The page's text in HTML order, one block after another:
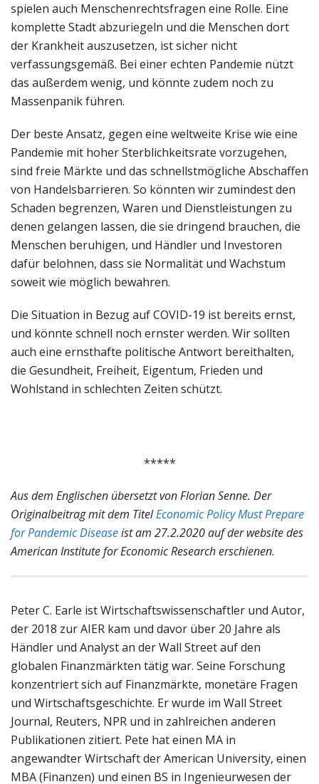
spielen auch Menschenrechtsfragen eine Rolle. Eine
komplette Stadt abzuriegeln und die Menschen dort
der Krankheit auszusetzen, ist sicher nicht
verfassungsgemäß. Bei einer echten Pandemie nützt
das außerdem wenig, und könnte zudem noch zu
Massenpanik führen.
Der beste Ansatz, gegen eine weltweite Krise wie eine
Pandemie mit hoher Sterblichkeitsrate vorzugehen,
sind freie Märkte und das schnellstmögliche Abschaffen
von Handelsbarrieren. So könnten wir zumindest den
Schaden begrenzen, Waren und Dienstleistungen zu
denen gelangen lassen, die sie dringend brauchen, die
Menschen beruhigen, und Händler und Investoren
dafür belohnen, dass sie Normalität und Wachstum
soweit wie möglich bewahren.
Die Situation in Bezug auf COVID-19 ist bereits ernst,
und könnte schnell noch ernster werden. Wir sollten
auch eine ernsthafte politische Antwort bereithalten,
die Gesundheit, Freiheit, Eigentum, Frieden und
Wohlstand in schlechten Zeiten schützt.
*****
Aus dem Englischen übersetzt von Florian Senne. Der
Originalbeitrag mit dem TitelEconomic Policy Must Prepare
for Pandemic Diseaseist am 27.2.2020 auf der website des
American Institute for Economic Research erschienen.
Peter C. Earle ist Wirtschaftswissenschaftler und Autor,
der 2018 zur AIER kam und davor über 20 Jahre als
Händler und Analyst an der Wall Street auf den
globalen Finanzmärkten tätig war. Seine Forschung
konzentriert sich auf Finanzmärkte, monetäre Fragen
und Wirtschaftsgeschichte. Er wurde im Wall Street
Journal, Reuters, NPR und in zahlreichen anderen
Publikationen zitiert. Pete hat einen MA in
angewandter Wirtschaft der American University, einen
MBA (Finanzen) und einen BS in Ingenieurwesen der